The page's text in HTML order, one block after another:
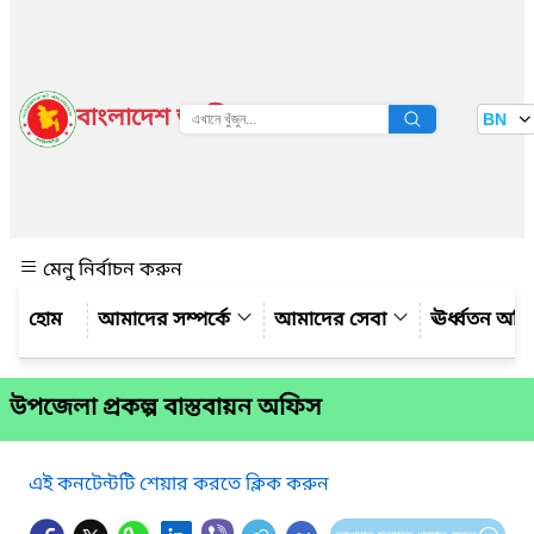
বাংলাদেশ জাতীয় তথ্য বাতায়ন BN
মেনু নির্বাচন করুন
আমাদের সম্পর্কে
আমাদের সেবা ঊর্ধ্বতন
উপজেলা প্রকল্প বাস্তবায়ন অফিস
এই কনটেন্টটি শেয়ার করতে ক্লিক করুন